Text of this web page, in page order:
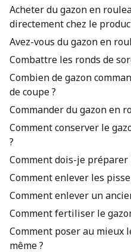
Acheter du gazon en
directement chez le
Avez-vous du gazon en
Combattre les ronds de
Combien de gazon
de coupe ?
Commander du gazon en
Comment conserver le
?
Comment dois-je préparer
Comment enlever les
Comment enlever un
Comment fertiliser le
Comment poser au mieux
même ?